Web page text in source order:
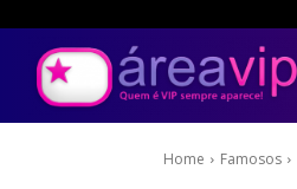
Home Famosos